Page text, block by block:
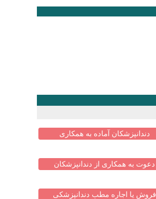
دندانپزشکان آماده به همکاری
دعوت به همکاری از دندانپزشکان
فروش یا اجاره مطب دندانپزشکی